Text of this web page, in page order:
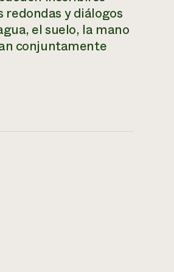
redondas y diálogos
el suelo, la mano
conjuntamente